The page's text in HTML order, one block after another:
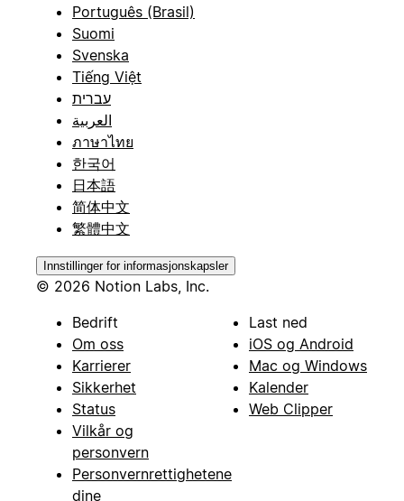
Português (Brasil)
Suomi
Svenska
Tiếng Việt
עברית
العربية
ภาษาไทย
한국어
日本語
简体中文
繁體中文
Innstillinger for informasjonskapsler
© 2026 Notion Labs, Inc.
Bedrift
Om oss
Karrierer
Sikkerhet
Status
Vilkår og
personvern
Personvernrettighetene
dine
Last ned
iOS og Android
Mac og Windows
Kalender
Web Clipper